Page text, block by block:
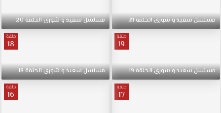
موقع
عشق
حول
قصة
وقعت
سنة
مسلسلسعيدوشورىالحلقة21 مسلسلسعيدوشورىالحلقة20
حلقة
19
مسلسلسعيدوشورىالحلقة19
حلقة
18
مسلسلسعيدوشورىالحلقة18
حلقة
17
حلقة
16